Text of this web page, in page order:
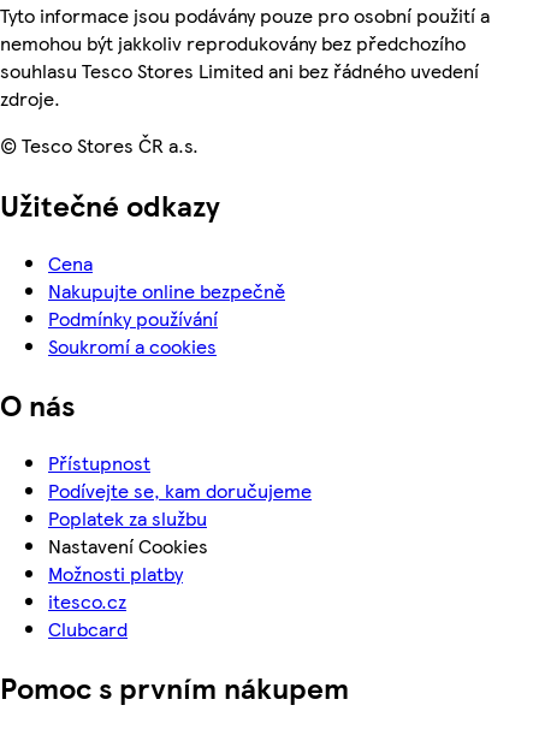
Tyto informace jsou podávány pouze pro osobní použití a
nemohou být jakkoliv reprodukovány bez předchozího
souhlasu Tesco Stores Limited ani bez řádného uvedení
zdroje.
© Tesco Stores ČR a.s.
Užitečné odkazy
Cena
Nakupujte online bezpečně
Podmínky používání
Soukromí a cookies
O nás
Přístupnost
Podívejte se, kam doručujeme
Poplatek za službu
Nastavení Cookies
Možnosti platby
itesco.cz
Clubcard
Pomoc s prvním nákupem